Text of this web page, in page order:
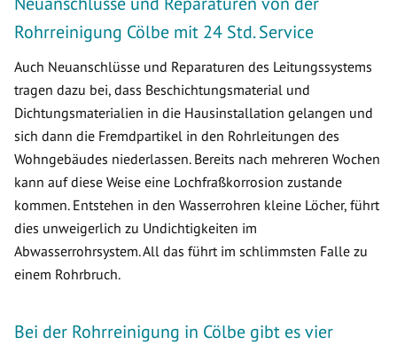
Rohrreinigung Cölbe mit 24 Std. Service
Auch Neuanschlüsse und Reparaturen des Leitungssystems
tragen dazu bei, dass Beschichtungsmaterial und
Dichtungsmaterialien in die Hausinstallation gelangen und
sich dann die Fremdpartikel in den Rohrleitungen des
Wohngebäudes niederlassen. Bereits nach mehreren Wochen
kann auf diese Weise eine Lochfraßkorrosion zustande
kommen. Entstehen in den Wasserrohren kleine Löcher, führt
dies unweigerlich zu Undichtigkeiten im
Abwasserrohrsystem. All das führt im schlimmsten Falle zu
einem Rohrbruch.
Bei der Rohrreinigung in Cölbe gibt es vier